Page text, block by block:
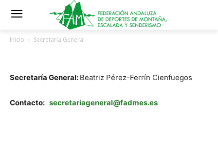
Inicio Secretaría General
Secretaría General: Beatriz Pérez-Ferrín Cienfuegos
Contacto: secretariageneral@fadmes.es